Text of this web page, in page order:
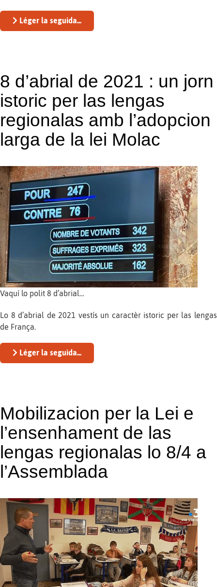
Léger la seguida...
8 d’abrial de 2021 : un jorn
istoric per las lengas
regionalas amb l’adopcion
larga de la lei Molac
Vaquí lo polit 8 d’abrial…
Lo 8 d’abrial de 2021 vestís un caractèr istoric per las lengas
de França.
Léger la seguida...
Mobilizacion per la Lei e
l’ensenhament de las
lengas regionalas lo 8/4 a
l’Assemblada